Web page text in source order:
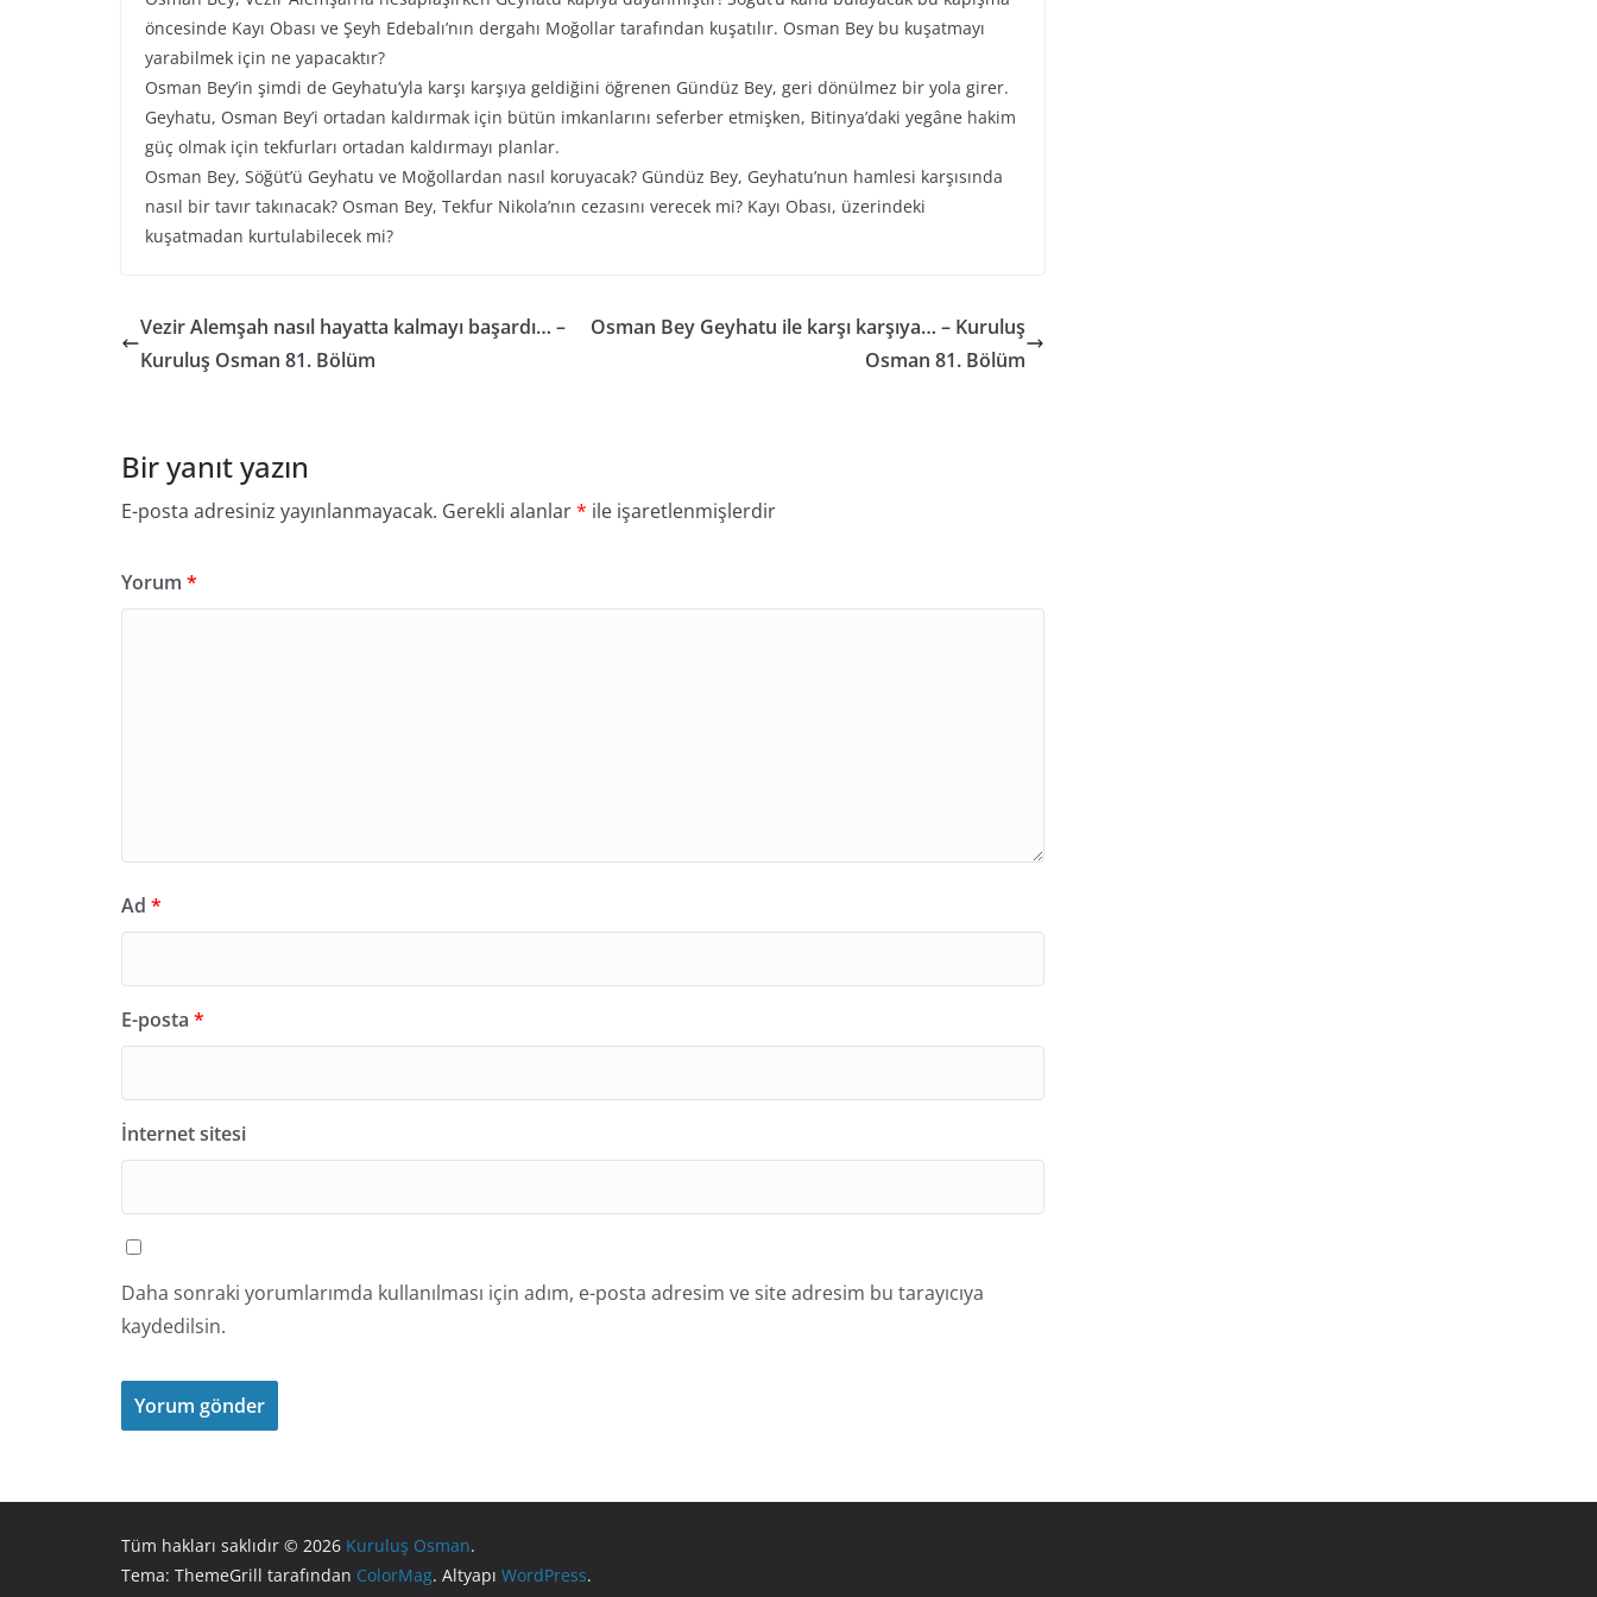
öncesinde Kayı Obası ve Şeyh Edebalı’nın dergahı Moğollar tarafından kuşatılır. Osman Bey bu kuşatmayı
yarabilmek için ne yapacaktır?
Osman Bey’in şimdi de Geyhatu’yla karşı karşıya geldiğini öğrenen Gündüz Bey, geri dönülmez bir yola girer.
Geyhatu, Osman Bey’i ortadan kaldırmak için bütün imkanlarını seferber etmişken, Bitinya’daki yegâne hakim
güç olmak için tekfurları ortadan kaldırmayı planlar.
Osman Bey, Söğüt’ü Geyhatu ve Moğollardan nasıl koruyacak? Gündüz Bey, Geyhatu’nun hamlesi karşısında
nasıl bir tavır takınacak? Osman Bey, Tekfur Nikola’nın cezasını verecek mi? Kayı Obası, üzerindeki
kuşatmadan kurtulabilecek mi?
Vezir Alemşah nasıl hayatta kalmayı başardı… –
Kuruluş Osman 81. Bölüm
Osman Bey Geyhatu ile karşı karşıya… – Kuruluş
Osman 81. Bölüm
Bir yanıt yazın
E-posta adresiniz yayınlanmayacak. Gerekli alanlar* ile işaretlenmişlerdir
Yorum *
Ad *
E-posta *
İnternet sitesi
Daha sonraki yorumlarımda kullanılması için adım, e-posta adresim ve site adresim bu tarayıcıya
kaydedilsin.
Tüm hakları saklıdır © 2026 Kuruluş Osman.
Tema: ThemeGrill tarafından ColorMag. Altyapı WordPress.